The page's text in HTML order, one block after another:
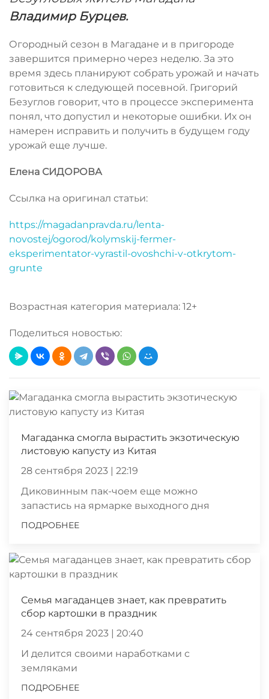
Владимир Бурцев.
Огородный сезон в Магадане и в пригороде
завершится примерно через неделю. За это
время здесь планируют собрать урожай и начать
готовиться к следующей посевной. Григорий
Безуглов говорит, что в процессе эксперимента
понял, что допустил и некоторые ошибки. Их он
намерен исправить и получить в будущем году
урожай еще лучше.
Елена СИДОРОВА
Ссылка на оригинал статьи:
https://magadanpravda.ru/lenta-
novostej/ogorod/kolymskij-fermer-
eksperimentator-vyrastil-ovoshchi-v-otkrytom-
grunte
Возрастная категория материала: 12+
Поделиться новостью:
Магаданка смогла вырастить экзотическую
листовую капусту из Китая
28 сентября 2023 | 22:19
Диковинным пак-чоем еще можно
запастись на ярмарке выходного дня
ПОДРОБНЕЕ
Семья магаданцев знает, как превратить
сбор картошки в праздник
24 сентября 2023 | 20:40
И делится своими наработками с
земляками
ПОДРОБНЕЕ